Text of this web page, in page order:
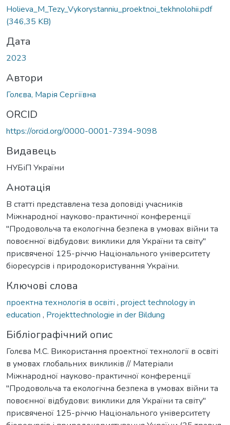
Holieva_M_Tezy_Vykorystanniu_proektnoi_tekhnolohii.pdf
(346,35 KB)
Дата
2023
Автори
Голєва, Марія Сергіївна
ORCID
https://orcid.org/0000-0001-7394-9098
Видавець
НУБіП України
Анотація
В статті представлена теза доповіді учасників
Міжнародної науково-практичної конференції
"Продовольча та екологічна безпека в умовах війни та
повоєнної відбудови: виклики для України та світу"
присвяченої 125-річчю Національного університету
біоресурсів і природокористування України.
Ключові слова
проектна технологія в освіті , project technology in
education , Projekttechnologie in der Bildung
Бібліографічний опис
Голєва М.С. Використання проектної технології в освіті
в умовах глобальних викликів // Матеріали
Міжнародної науково-практичної конференції
"Продовольча та екологічна безпека в умовах війни та
повоєнної відбудови: виклики для України та світу"
присвяченої 125-річчю Національного університету